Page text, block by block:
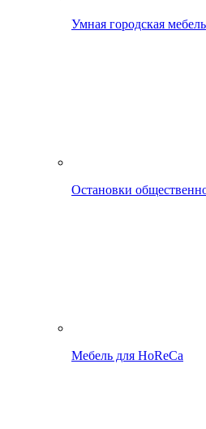
Умная городская мебель
Остановки
Мебель для HoReCa